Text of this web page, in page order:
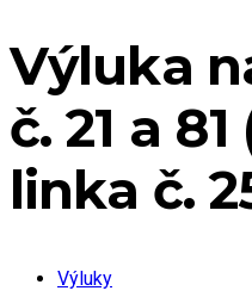
Výluka
č. 21 a
linka č.
Výluky